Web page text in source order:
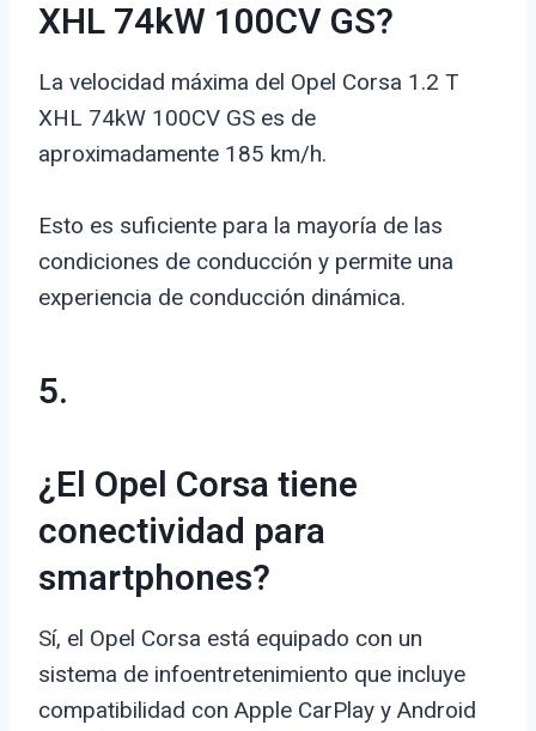
XHL 74kW 100CV GS?
La velocidad máxima del Opel Corsa 1.2 T
XHL 74kW 100CV GS es de
aproximadamente 185 km/h.
Esto es suficiente para la mayoría de las
condiciones de conducción y permite una
experiencia de conducción dinámica.
5.
¿El Opel Corsa tiene
conectividad para
smartphones?
Sí, el Opel Corsa está equipado con un
sistema de infoentretenimiento que incluye
compatibilidad con Apple CarPlay y Android